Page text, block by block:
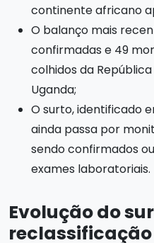
continente africano
O balanço mais
confirmadas e 49
colhidos da
Uganda;
O surto, identificado
ainda passa por
sendo confirmados
exames laboratoriais.
Evolução do
reclassificação